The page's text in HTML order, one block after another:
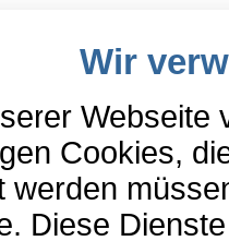
|Cookies | Vertrag
*Schulte-Hauptkatalog,
Wir
Webseite
Cookies,
werden
Diese